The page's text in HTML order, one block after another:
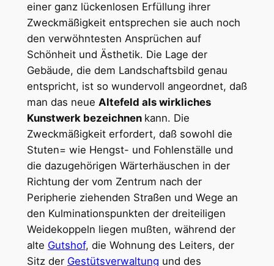
einer ganz lückenlosen Erfüllung ihrer
Zweckmäßigkeit entsprechen sie auch noch
den verwöhntesten Ansprüchen auf
Schönheit und Ästhetik. Die Lage der
Gebäude, die dem Landschaftsbild genau
entspricht, ist so wundervoll angeordnet, daß
man das neue Altefeld als wirkliches
Kunstwerk bezeichnen kann. Die
Zweckmäßigkeit erfordert, daß sowohl die
Stuten= wie Hengst- und Fohlenställe und
die dazugehörigen Wärterhäuschen in der
Richtung der vom Zentrum nach der
Peripherie ziehenden Straßen und Wege an
den Kulminationspunkten der dreiteiligen
Weidekoppeln liegen mußten, während der
alte Gutshof, die Wohnung des Leiters, der
Sitz der Gestütsverwaltung und des